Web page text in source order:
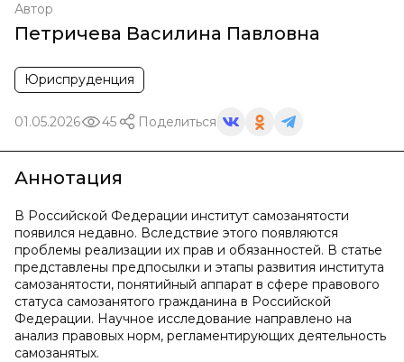
Автор
Петричева Василина Павловна
Юриспруденция
01.05.2026 45 Поделиться
Аннотация
В Российской Федерации институт самозанятости
появился недавно. Вследствие этого появляются
проблемы реализации их прав и обязанностей. В статье
представлены предпосылки и этапы развития института
самозанятости, понятийный аппарат в сфере правового
статуса самозанятого гражданина в Российской
Федерации. Научное исследование направлено на
анализ правовых норм, регламентирующих деятельность
самозанятых.